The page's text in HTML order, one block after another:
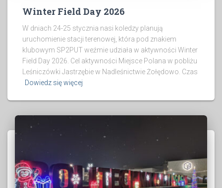
Winter Field Day 2026
W dniach 24-25 stycznia nasi koledzy planują
uruchomienie stacji terenowej, która pod znakiem
klubowym SP2PUT weźmie udziała w aktywności Winter
Field Day 2026. Cel aktywności Miejsce Polana w pobliżu
Leśniczówki Jastrzębie w Nadleśnictwie Żołędowo. Czas
Dowiedz się więcej